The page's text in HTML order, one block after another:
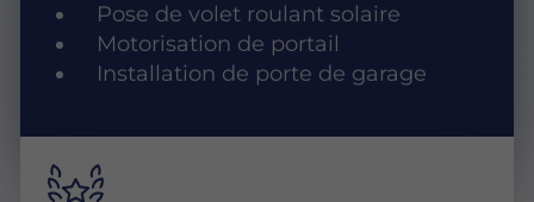
Pose de volet roulant solaire
Motorisation de portail
Installation de porte de garage